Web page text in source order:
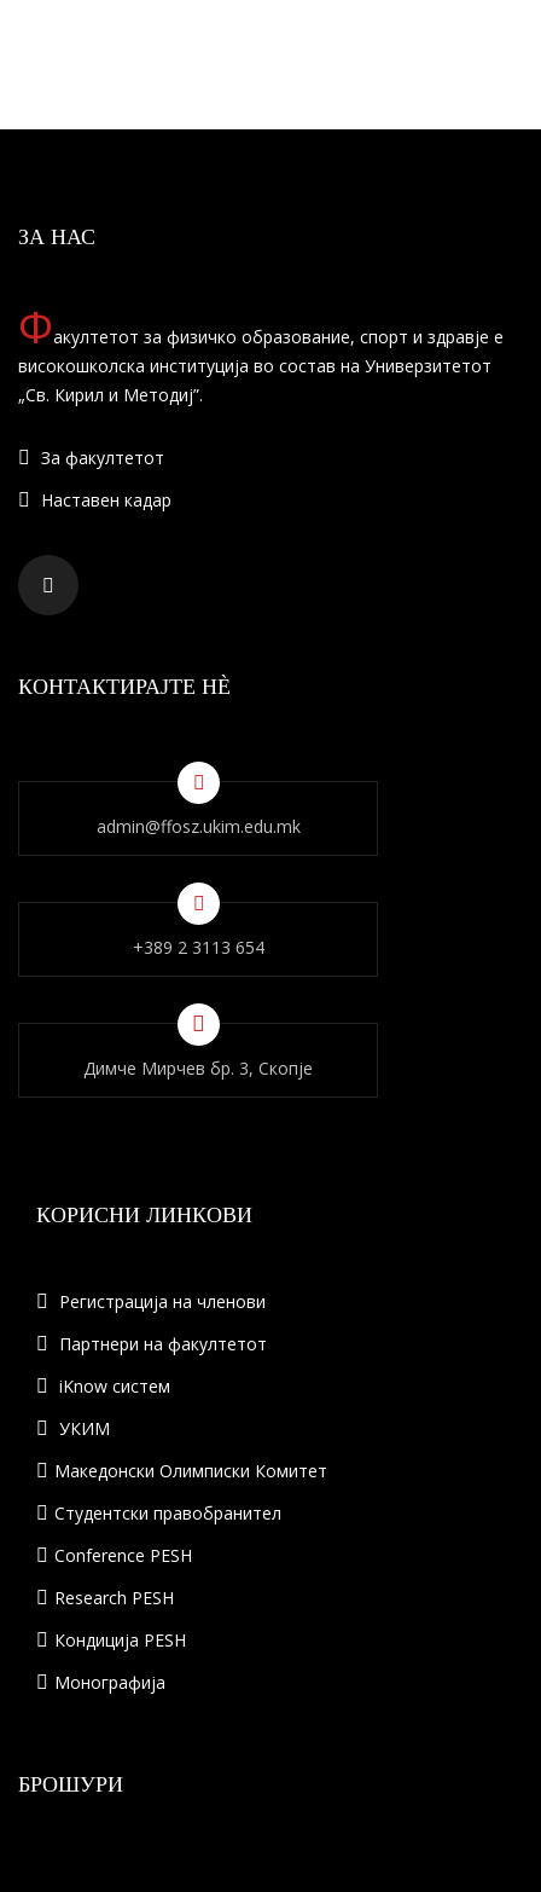
ЗА НАС
Факултетот за физичко образование, спорт и здравје е
високошколска институција во состав на Универзитетот
„Св. Кирил и Методиј”.
За факултетот
Наставен кадар
КОНТАКТИРАЈТЕ НÈ
admin@ffosz.ukim.edu.mk
+389 2 3113 654
Димче Мирчев бр. 3, Скопје
КОРИСНИ ЛИНКОВИ
Регистрација на членови
Партнери на факултетот
iKnow систем
УКИМ
Македонски Олимписки Комитет
Студентски правобранител
Conference PESH
Research PESH
Кондиција PESH
Монографија
БРОШУРИ